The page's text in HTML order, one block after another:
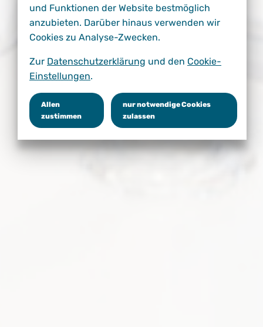
und Funktionen der Website bestmöglich
anzubieten. Darüber hinaus verwenden wir
Cookies zu Analyse-Zwecken.
Zur Datenschutzerklärung und den Cookie-
Einstellungen.
Allen
zustimmen
nur notwendige Cookies
zulassen